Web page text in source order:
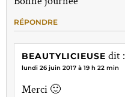
RÉPONDRE
BEAUTYLICIEUSE dit :
lundi 26 juin 2017 à 19 h 22 min
Merci 🙂